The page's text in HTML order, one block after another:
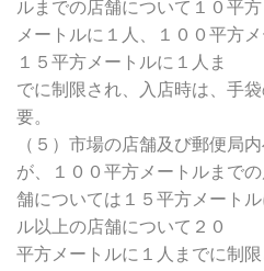
ルまでの店舗について１０平方
メートルに１人、１００平方
１５平方メートルに１人ま
でに制限され、入店時は、手
要。
（５）市場の店舗及び郵便局
が、１００平方メートルまで
舗については１５平方メート
ル以上の店舗について２０
平方メートルに１人までに制